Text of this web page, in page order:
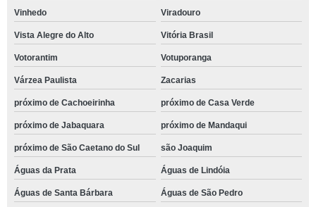
Vinhedo Viradouro
Vista Alegre do Alto Vitória Brasil
Votorantim Votuporanga
Várzea Paulista Zacarias
próximo de Cachoeirinha próximo de Casa Verde
próximo de Jabaquara próximo de Mandaqui
próximo de São Caetano do Sul são Joaquim
Águas da Prata Águas de Lindóia
Águas de Santa Bárbara Águas de São Pedro